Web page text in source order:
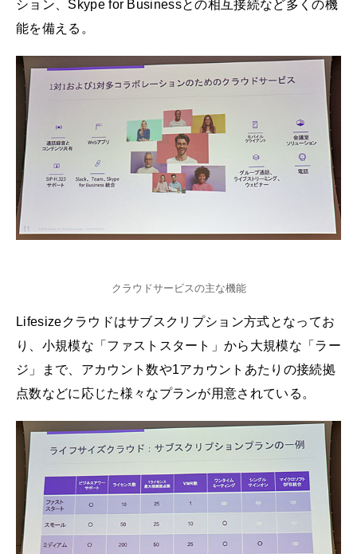
ション、Skype for Businessとの相互接続など多くの機
能を備える。
クラウドサービスの主な機能
Lifesizeクラウドはサブスクリプション方式となってお
り、小規模な「ファストスタート」から大規模な「ラー
ジ」まで、アカウント数や1アカウントあたりの接続拠
点数などに応じた様々なプランが用意されている。